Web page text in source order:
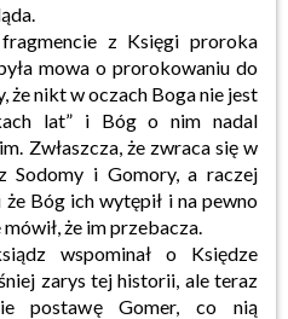
z Księgi proroka
mowa o prorokowaniu do
że nikt w oczach Boga nie jest
lat” i Bóg o nim nadal
Zwłaszcza, że zwraca się w
Sodomy i Gomory, a raczej
Bóg ich wytępił i na pewno
że im przebacza.
wspominał o Księdze
zarys tej historii, ale teraz
postawę Gomer, co nią